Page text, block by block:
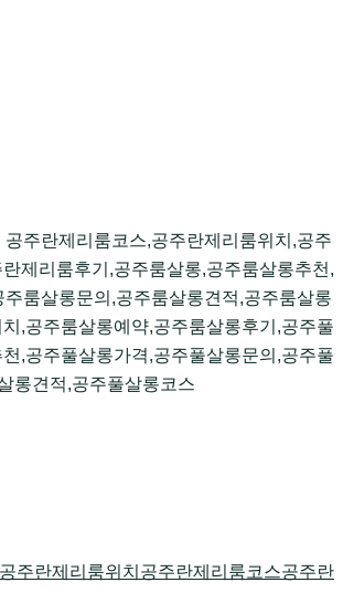
주란제리룸코스,공주란제리룸위치,공주
제리룸후기,공주룸살롱,공주룸살롱추천,
룸살롱문의,공주룸살롱견적,공주룸살롱
,공주룸살롱예약,공주룸살롱후기,공주풀
,공주풀살롱가격,공주풀살롱문의,공주풀
롱견적,공주풀살롱코스
공주란제리룸위치 공주란제리룸코스공주란